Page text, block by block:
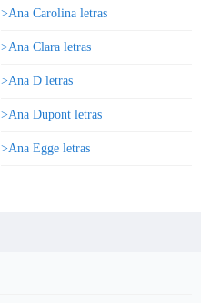
>Ana Carolina letras
>Ana Clara letras
>Ana D letras
>Ana Dupont letras
>Ana Egge letras